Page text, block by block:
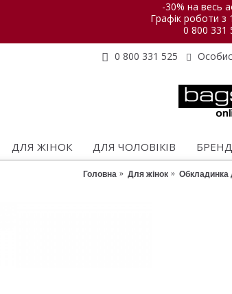
-30% на весь
Графік роботи з
0 800 331
0 800 331 525
ДЛЯ ЖІНОК ДЛЯ ЧОЛОВІКІВ
Головна Для жінок Обкладинка